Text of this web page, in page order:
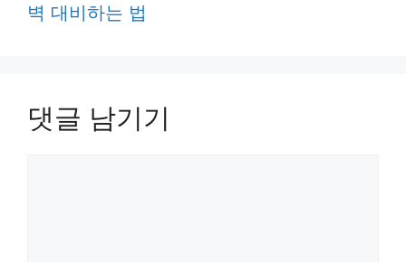
벽 대비하는 법
댓글 남기기